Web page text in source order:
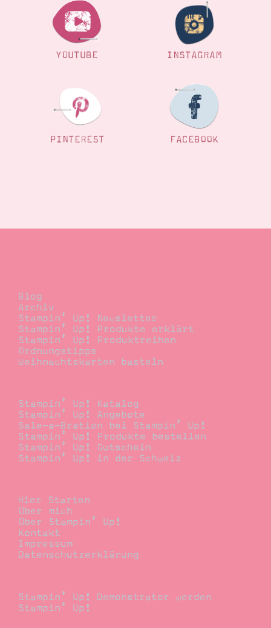
YOUTUBE INSTAGRAM
PINTEREST FACEBOOK
Blog
Archiv
Stampin’ Up! Newsletter
Stampin’ Up! Produkte erklärt
Stampin’ Up! Produktreihen
Ordnungstipps
Weihnachtskarten basteln
Stampin’ Up! Katalog
Stampin’ Up! Angebote
Sale-a-Bration bei Stampin’ Up!
Stampin’ Up! Produkte bestellen
Stampin’ Up! Gutschein
Stampin’ Up! in der Schweiz
Hier Starten
Über mich
Über Stampin’ Up!
Kontakt
Impressum
Datenschutzerklärung
Stampin’ Up! Demonstrator werden
Stampin’ Up!